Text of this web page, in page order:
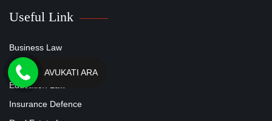
Useful Link
Business Law
Civil Rights
Education Law
Insurance Defence
AVUKATI ARA